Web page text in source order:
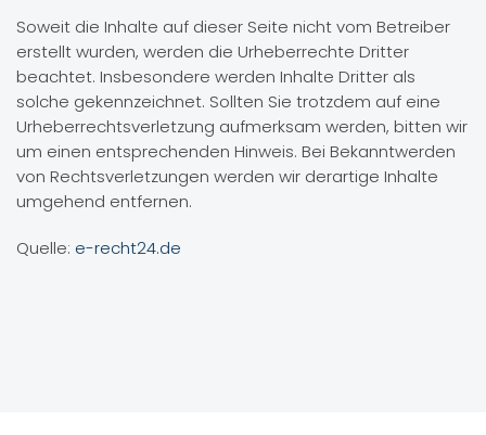
Soweit die Inhalte auf dieser Seite nicht vom Betreiber
erstellt wurden, werden die Urheberrechte Dritter
beachtet. Insbesondere werden Inhalte Dritter als
solche gekennzeichnet. Sollten Sie trotzdem auf eine
Urheberrechtsverletzung aufmerksam werden, bitten wir
um einen entsprechenden Hinweis. Bei Bekanntwerden
von Rechtsverletzungen werden wir derartige Inhalte
umgehend entfernen.
Quelle: e-recht24.de